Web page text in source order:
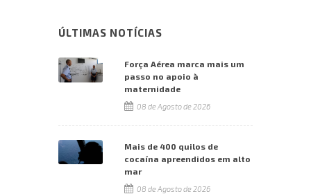
ÚLTIMAS NOTÍCIAS
Força Aérea marca mais um
passo no apoio à
maternidade
08 de Agosto de 2026
Mais de 400 quilos de
cocaína apreendidos em alto
mar
08 de Agosto de 2026